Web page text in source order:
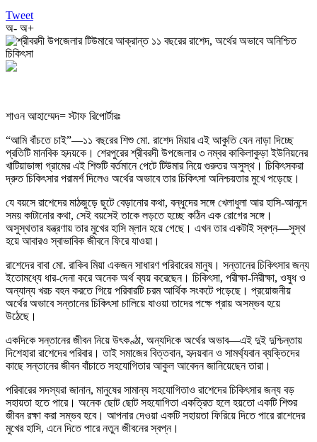
Tweet
অ- অ+
শাওন আহাম্মেদ= স্টাফ রিপোর্টারঃ
“আমি বাঁচতে চাই”—১১ বছরের শিশু মো. রাশেদ মিয়ার এই আকুতি যেন নাড়া দিচ্ছে
প্রতিটি মানবিক হৃদয়কে। শেরপুরের শ্রীবরদী উপজেলার ৩ নম্বর কাকিলাকুড়া ইউনিয়নের
খাটিয়াডাঙ্গা গ্রামের এই শিশুটি বর্তমানে পেটে টিউমার নিয়ে গুরুতর অসুস্থ। চিকিৎসকরা
দ্রুত চিকিৎসার পরামর্শ দিলেও অর্থের অভাবে তার চিকিৎসা অনিশ্চয়তার মুখে পড়েছে।
যে বয়সে রাশেদের মাঠজুড়ে ছুটে বেড়ানোর কথা, বন্ধুদের সঙ্গে খেলাধুলা আর হাসি-আনন্দে
সময় কাটানোর কথা, সেই বয়সেই তাকে লড়তে হচ্ছে কঠিন এক রোগের সঙ্গে।
অসুস্থতার যন্ত্রণায় তার মুখের হাসি ম্লান হয়ে গেছে। এখন তার একটাই স্বপ্ন—সুস্থ
হয়ে আবারও স্বাভাবিক জীবনে ফিরে যাওয়া।
রাশেদের বাবা মো. রাকিব মিয়া একজন সাধারণ পরিবারের মানুষ। সন্তানের চিকিৎসার জন্য
ইতোমধ্যে ধার-দেনা করে অনেক অর্থ ব্যয় করেছেন। চিকিৎসা, পরীক্ষা-নিরীক্ষা, ওষুধ ও
অন্যান্য খরচ বহন করতে গিয়ে পরিবারটি চরম আর্থিক সংকটে পড়েছে। প্রয়োজনীয়
অর্থের অভাবে সন্তানের চিকিৎসা চালিয়ে যাওয়া তাদের পক্ষে প্রায় অসম্ভব হয়ে
উঠেছে।
একদিকে সন্তানের জীবন নিয়ে উৎকণ্ঠা, অন্যদিকে অর্থের অভাব—এই দুই দুশ্চিন্তায়
দিশেহারা রাশেদের পরিবার। তাই সমাজের বিত্তবান, হৃদয়বান ও সামর্থ্যবান ব্যক্তিদের
কাছে সন্তানের জীবন বাঁচাতে সহযোগিতার আকুল আবেদন জানিয়েছেন তারা।
পরিবারের সদস্যরা জানান, মানুষের সামান্য সহযোগিতাও রাশেদের চিকিৎসার জন্য বড়
সহায়তা হতে পারে। অনেক ছোট ছোট সহযোগিতা একত্রিত হলে হয়তো একটি শিশুর
জীবন রক্ষা করা সম্ভব হবে। আপনার দেওয়া একটি সহায়তা ফিরিয়ে দিতে পারে রাশেদের
মুখের হাসি, এনে দিতে পারে নতুন জীবনের স্বপ্ন।